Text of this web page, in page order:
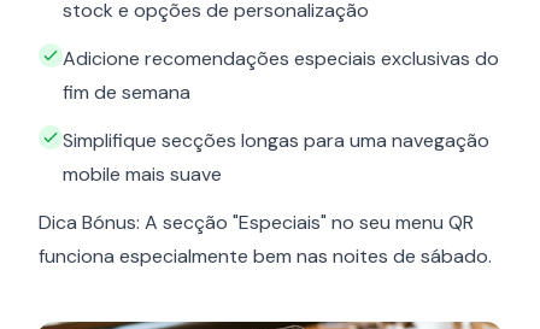
stock e opções de personalização
Adicione recomendações especiais exclusivas do
fim de semana
Simplifique secções longas para uma navegação
mobile mais suave
Dica Bónus: A secção "Especiais" no seu menu QR
funciona especialmente bem nas noites de sábado.